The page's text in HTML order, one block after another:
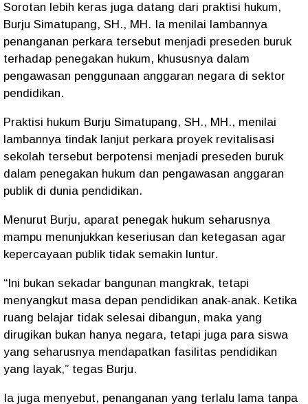
Sorotan lebih keras juga datang dari praktisi hukum,
Burju Simatupang, SH., MH. Ia menilai lambannya
penanganan perkara tersebut menjadi preseden buruk
terhadap penegakan hukum, khususnya dalam
pengawasan penggunaan anggaran negara di sektor
pendidikan.
Praktisi hukum Burju Simatupang, SH., MH., menilai
lambannya tindak lanjut perkara proyek revitalisasi
sekolah tersebut berpotensi menjadi preseden buruk
dalam penegakan hukum dan pengawasan anggaran
publik di dunia pendidikan.
Menurut Burju, aparat penegak hukum seharusnya
mampu menunjukkan keseriusan dan ketegasan agar
kepercayaan publik tidak semakin luntur.
“Ini bukan sekadar bangunan mangkrak, tetapi
menyangkut masa depan pendidikan anak-anak. Ketika
ruang belajar tidak selesai dibangun, maka yang
dirugikan bukan hanya negara, tetapi juga para siswa
yang seharusnya mendapatkan fasilitas pendidikan
yang layak,” tegas Burju.
Ia juga menyebut, penanganan yang terlalu lama tanpa